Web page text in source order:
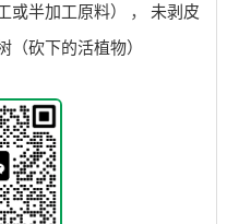
或半加工原料） ，
未剥皮
（砍下的活植物）